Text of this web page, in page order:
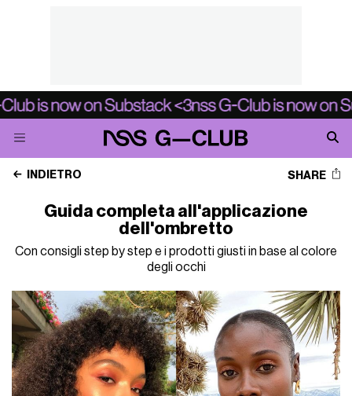
INDIETRO SHARE
Guida completa all'applicazione
dell'ombretto
Con consigli step by step e i prodotti giusti in base al colore
degli occhi